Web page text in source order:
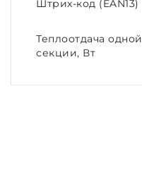
Штрих-код (EAN13)
Теплоотдача одной
секции, Вт